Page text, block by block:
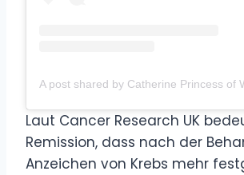
Laut Cancer Research UK
Remission, dass nach der
Anzeichen von Krebs mehr